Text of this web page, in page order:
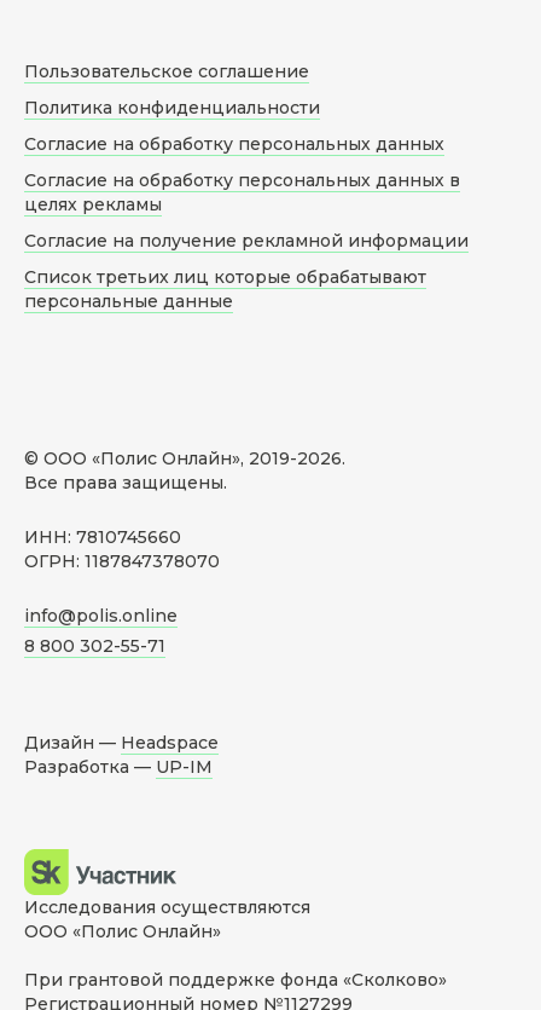
© ООО «Полис Онлайн», 2019-2026.
Все права защищены.
ИНН: 7810745660
ОГРН: 1187847378070
info@polis.online
8 800 302-55-71
Пользовательское соглашение
Политика конфиденциальности
Согласие на обработку персональных данных
Согласие на обработку персональных данных в
целях рекламы
Согласие на получение рекламной информации
Список третьих лиц которые обрабатывают
персональные данные
Дизайн — Headspace
Разработка — UP-IM
Исследования осуществляются
ООО «Полис Онлайн»
При грантовой поддержке фонда «Сколково»
Регистрационный номер №1127299